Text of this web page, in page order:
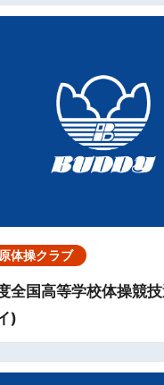
体操クラブ
全国高等学校体操競
)